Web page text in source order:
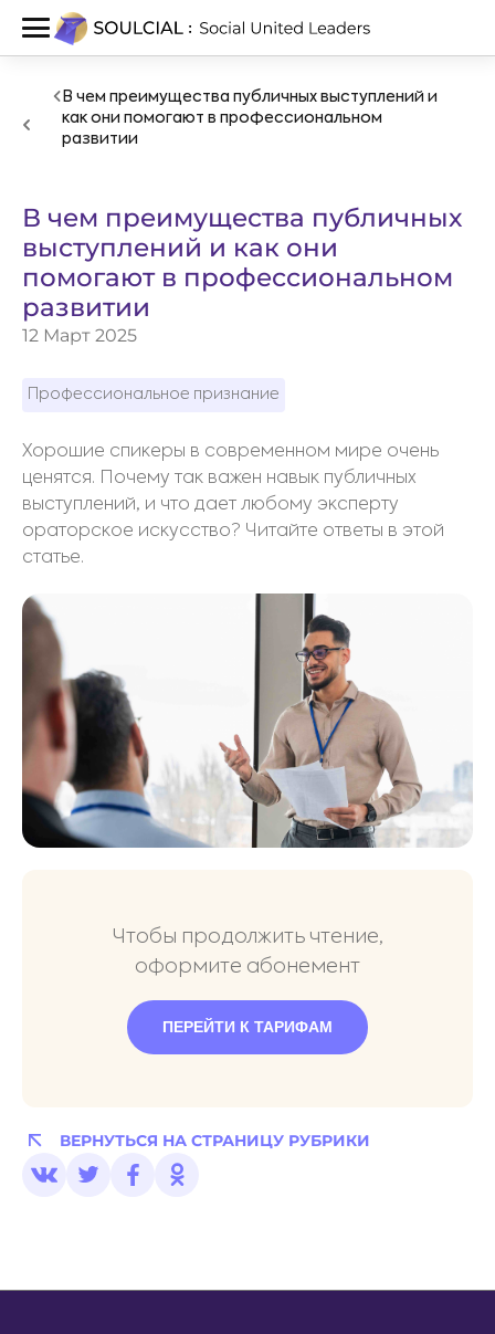
В чем преимущества публичных выступлений и
как они помогают в профессиональном
развитии
В чем преимущества публичных
выступлений и как они
помогают в профессиональном
развитии
12 Март 2025
Профессиональное признание
Хорошие спикеры в современном мире очень
ценятся. Почему так важен навык публичных
выступлений, и что дает любому эксперту
ораторское искусство? Читайте ответы в этой
статье.
Чтобы продолжить чтение,
оформите абонемент
ПЕРЕЙТИ К ТАРИФАМ
ВЕРНУТЬСЯ НА СТРАНИЦУ РУБРИКИ